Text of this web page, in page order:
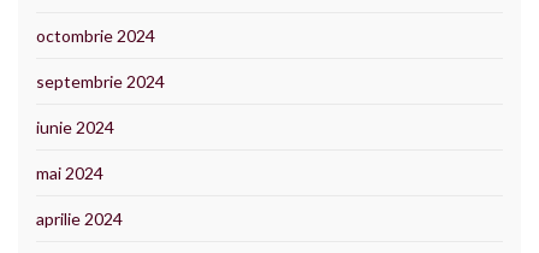
octombrie 2024
septembrie 2024
iunie 2024
mai 2024
aprilie 2024